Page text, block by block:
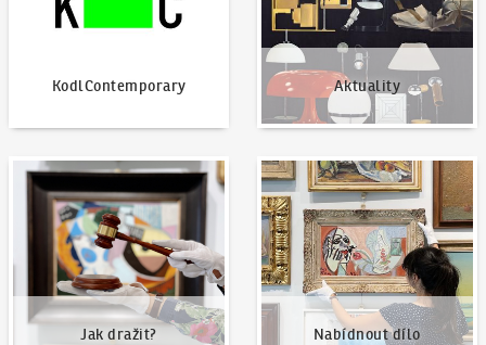
KodlContemporary Aktuality
Jak dražit?
Jak dražit?
Nabídnout dílo
Nabídnout dílo